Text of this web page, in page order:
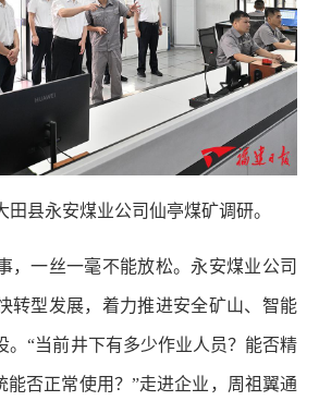
田县永安煤业公司仙亭煤矿调研。
一丝一毫不能放松。永安煤业公司
转型发展，着力推进安全矿山、智能
。“当前井下有多少作业人员？能否精
能否正常使用？”走进企业，周祖翼通